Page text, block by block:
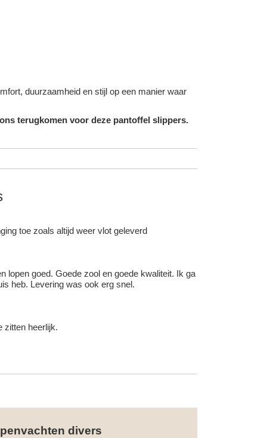
duurzaamheid en stijl op een manier waar
terugkomen voor deze pantoffel slippers.
toe zoals altijd weer vlot geleverd
lopen goed. Goede zool en goede kwaliteit. Ik ga
heb. Levering was ook erg snel.
zitten heerlijk.
divers